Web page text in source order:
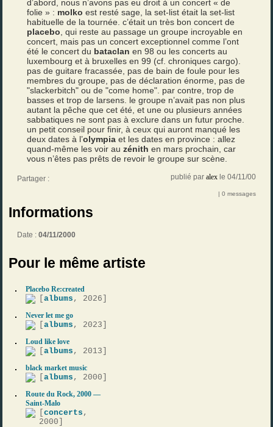
d’abord, nous n’avons pas eu droit à un concert « de
folie » : molko est resté sage, la set-list était la set-list
habituelle de la tournée. c’était un très bon concert de
placebo , qui reste au passage un groupe incroyable en
concert, mais pas un concert exceptionnel comme l’ont
été le concert du bataclan en 98 ou les concerts au
luxembourg et à bruxelles en 99 (cf. chroniques cargo).
pas de guitare fracassée, pas de bain de foule pour les
membres du groupe, pas de déclaration énorme, pas de
"slackerbitch" ou de "come home". par contre, trop de
basses et trop de larsens. le groupe n’avait pas non plus
autant la pêche que cet été, et une ou plusieurs années
sabbatiques ne sont pas à exclure dans un futur proche.
un petit conseil pour finir, à ceux qui auront manqué les
deux dates à l’olympia et les dates en province : allez
quand-même les voir auzénith en mars prochain, car
vous n’êtes pas prêts de revoir le groupe sur scène.
Partager : publié par alex le 04/11/00
| 0 messages
Informations
Date :04/11/2000
Pour le même artiste
Placebo Re:created
[albums , 2026]
Never let me go
[albums , 2023]
Loud like love
[albums , 2013]
black market music
[albums , 2000]
Route du Rock, 2000 —
Saint-Malo
[concerts ,
2000]